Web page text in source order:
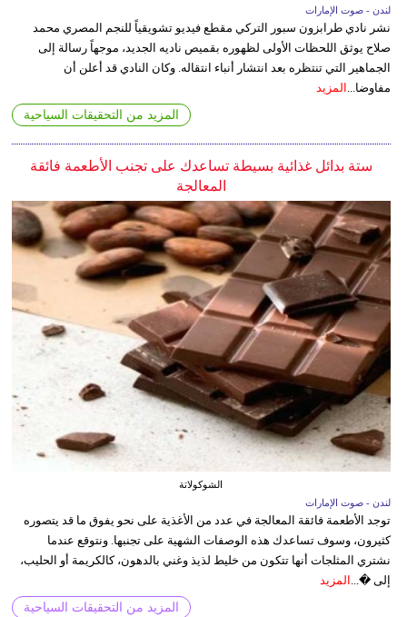
لندن - صوت الإمارات
نشر نادي طرابزون سبور التركي مقطع فيديو تشويقياً للنجم المصري محمد
صلاح يوثق اللحظات الأولى لظهوره بقميص ناديه الجديد، موجهاً رسالة إلى
الجماهير التي تنتظره بعد انتشار أنباء انتقاله. وكان النادي قد أعلن أن
مفاوضا... المزيد
المزيد من التحقيقات السياحية
ستة بدائل غذائية بسيطة تساعدك على تجنب الأطعمة فائقة
المعالجة
الشوكولاتة
لندن - صوت الإمارات
توجد الأطعمة فائقة المعالجة في عدد من الأغذية على نحو يفوق ما قد يتصوره
كثيرون، وسوف تساعدك هذه الوصفات الشهية على تجنبها. ونتوقع عندما
نشتري المثلجات أنها تتكون من خليط لذيذ وغني بالدهون، كالكريمة أو الحليب،
إلى �... المزيد
المزيد من التحقيقات السياحية